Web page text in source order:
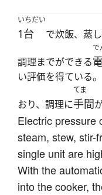
いちだい
1台 で炊飯、蒸
調理までができる
で
い評価を得ている
おり、調理に
てま
手間
Electric pressure
steam, stew, stir-
single unit are
With the
into the cooker,